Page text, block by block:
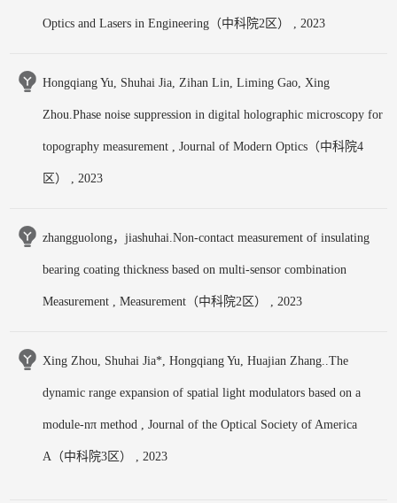
Optics and Lasers in Engineering（中科院2区） , 2023
Hongqiang Yu, Shuhai Jia, Zihan Lin, Liming Gao, Xing
Zhou.Phase noise suppression in digital holographic microscopy for
topography measurement , Journal of Modern Optics（中科院4
区） , 2023
zhangguolong，jiashuhai.Non-contact measurement of insulating
bearing coating thickness based on multi-sensor combination
Measurement , Measurement（中科院2区） , 2023
Xing Zhou, Shuhai Jia*, Hongqiang Yu, Huajian Zhang..The
dynamic range expansion of spatial light modulators based on a
module-nπ method , Journal of the Optical Society of America
A（中科院3区） , 2023